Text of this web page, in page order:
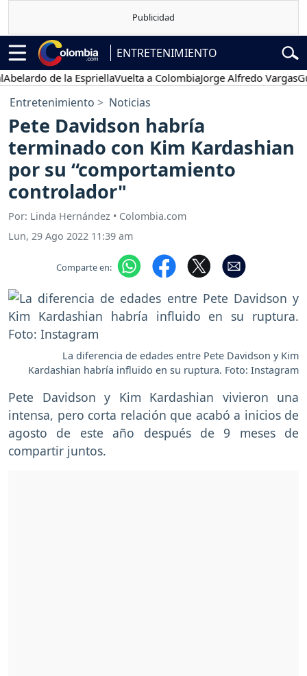
ENTRETENIMIENTO
de la EspriellaVuelta a ColombiaJorge Alfredo Vargas
Entretenimiento Noticias
Pete Davidson habría
terminado con Kim Kardashian
por su “comportamiento
controlador"
Por: Linda Hernández • Colombia.com
Lun, 29 Ago 2022 11:39 am
Comparte en:
La diferencia de edades entre Pete Davidson y Kim
Kardashian habría influido en su ruptura. Foto: Instagram
Pete Davidson y Kim Kardashian vivieron una
intensa, pero corta relación que acabó a inicios de
agosto de este año después de 9 meses de
compartir juntos.